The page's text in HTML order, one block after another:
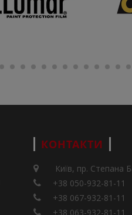
КОНТАКТИ
Київ, пр. Степана
+38 050-932-81-11
+38 067-932-81-11
+38 063-932-81-11